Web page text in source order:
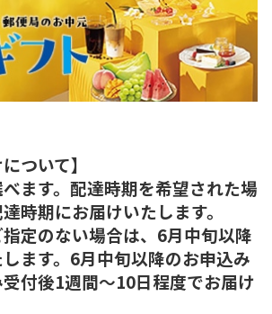
ついて】
ます。配達時期を希望された場
時期にお届けいたします。
定のない場合は、6月中旬以降
ます。6月中旬以降のお申込み
付後1週間～10日程度でお届け